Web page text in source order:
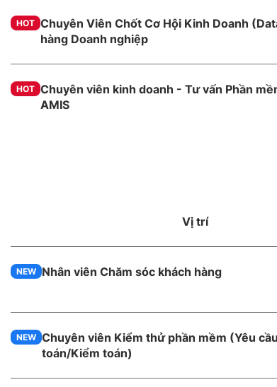
HOT Chuyên Viên Chốt Cơ Hội Kinh Doanh
hàng Doanh nghiệp
HOT Chuyên viên kinh doanh - Tư vấn Phần
AMIS
Vị trí
NEW Nhân viên Chăm sóc khách hàng
NEW Chuyên viên Kiểm thử phần mềm (Yêu
toán/Kiểm toán)